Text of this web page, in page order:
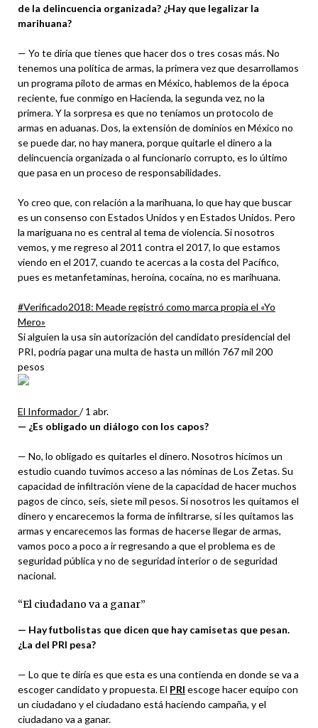
de la delincuencia organizada? ¿Hay que legalizar la
marihuana?
— Yo te diría que tienes que hacer dos o tres cosas más. No
tenemos una política de armas, la primera vez que desarrollamos
un programa piloto de armas en México, hablemos de la época
reciente, fue conmigo en Hacienda, la segunda vez, no la
primera. Y la sorpresa es que no teníamos un protocolo de
armas en aduanas. Dos, la extensión de dominios en México no
se puede dar, no hay manera, porque quitarle el dinero a la
delincuencia organizada o al funcionario corrupto, es lo último
que pasa en un proceso de responsabilidades.
Yo creo que, con relación a la marihuana, lo que hay que buscar
es un consenso con Estados Unidos y en Estados Unidos. Pero
la mariguana no es central al tema de violencia. Si nosotros
vemos, y me regreso al 2011 contra el 2017, lo que estamos
viendo en el 2017, cuando te acercas a la costa del Pacífico,
pues es metanfetaminas, heroína, cocaína, no es marihuana.
#Verificado2018: Meade registró como marca propia el «Yo
Mero»
Si alguien la usa sin autorización del candidato presidencial del
PRI, podría pagar una multa de hasta un millón 767 mil 200
pesos
El Informador/ 1 abr.
— ¿Es obligado un diálogo con los capos?
— No, lo obligado es quitarles el dinero. Nosotros hicimos un
estudio cuando tuvimos acceso a las nóminas de Los Zetas. Su
capacidad de infiltración viene de la capacidad de hacer muchos
pagos de cinco, seis, siete mil pesos. Si nosotros les quitamos el
dinero y encarecemos la forma de infiltrarse, si les quitamos las
armas y encarecemos las formas de hacerse llegar de armas,
vamos poco a poco a ir regresando a que el problema es de
seguridad pública y no de seguridad interior o de seguridad
nacional.
“El ciudadano va a ganar”
— Hay futbolistas que dicen que hay camisetas que pesan.
¿La del PRI pesa?
— Lo que te diría es que esta es una contienda en donde se va a
escoger candidato y propuesta. El PRI escoge hacer equipo con
un ciudadano y el ciudadano está haciendo campaña, y el
ciudadano va a ganar.